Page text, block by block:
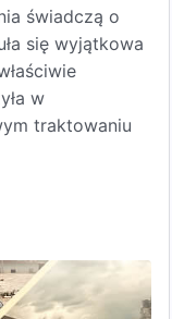
świadczą o
się wyjątkowa
w
traktowaniu